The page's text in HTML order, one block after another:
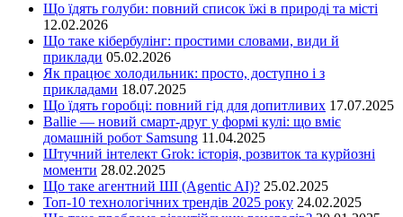
Що їдять голуби: повний список їжі в природі та місті
12.02.2026
Що таке кібербулінг: простими словами, види й
приклади 05.02.2026
Як працює холодильник: просто, доступно і з
прикладами 18.07.2025
Що їдять горобці: повний гід для допитливих 17.07.2025
Ballie — новий смарт-друг у формі кулі: що вміє
домашній робот Samsung 11.04.2025
Штучний інтелект Grok: історія, розвиток та курйозні
моменти 28.02.2025
Що таке агентний ШІ (Agentic AI)? 25.02.2025
Топ-10 технологічних трендів 2025 року 24.02.2025